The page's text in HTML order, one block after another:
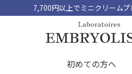
7,700円以上でミニクリームプ
初めての方へ